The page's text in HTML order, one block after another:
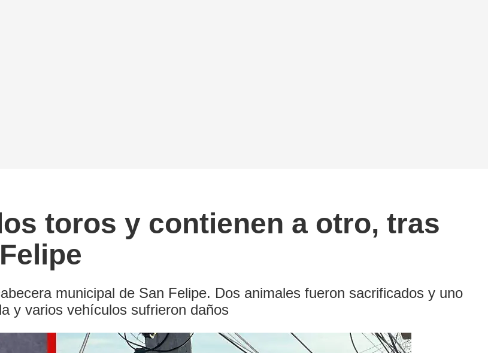
toros y contienen a otro, tras
municipal de San Felipe. Dos animales fueron sacrificados y uno
y varios vehículos sufrieron daños